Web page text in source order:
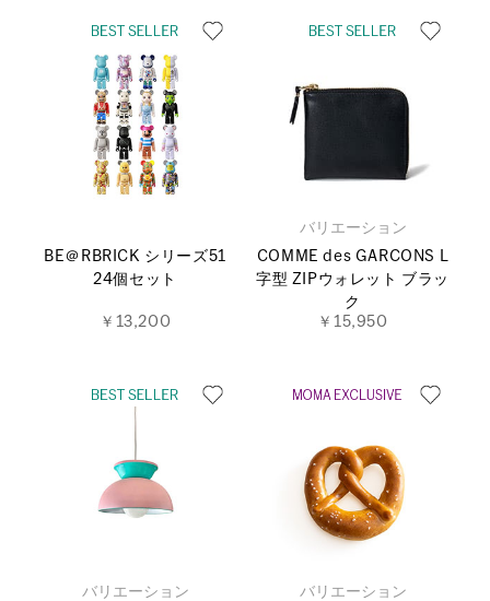
BE＠RBRICK シリーズ51
24個セット
￥13,200
バリエーション
COMME des GARCONS L
字型 ZIPウォレット ブラッ
ク
￥15,950
バリエーション
バリエーション